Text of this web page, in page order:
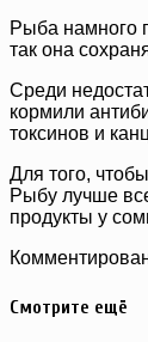
Рыба намного
так она
Среди
кормили
токсинов и
Для того,
Рыбу лучше
продукты у
Смотрите ещё